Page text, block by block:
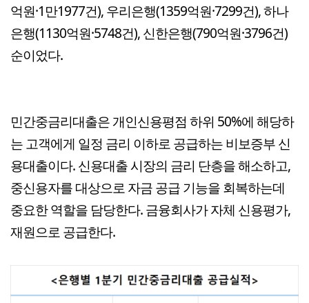
억원·1만1977건), 우리은행(1359억원·7299건), 하나
은행(1130억원·5748건), 신한은행(790억원·3796건)
순이었다.
민간중금리대출은 개인신용평점 하위 50%에 해당하
는 고객에게 일정 금리 이하로 공급하는 비보증부 신
용대출이다. 신용대출 시장의 금리 단층을 해소하고,
중신용자를 대상으로 자금 공급 기능을 회복하는데
중요한 역할을 담당한다. 금융회사가 자체 신용평가,
재원으로 공급한다.